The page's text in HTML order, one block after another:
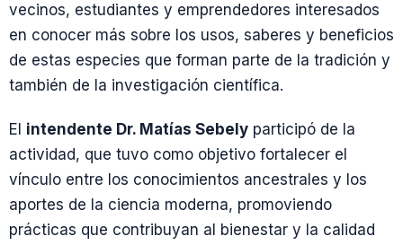
vecinos, estudiantes y emprendedores interesados
en conocer más sobre los usos, saberes y beneficios
de estas especies que forman parte de la tradición y
también de la investigación científica.
El intendente Dr. Matías Sebely participó de la
actividad, que tuvo como objetivo fortalecer el
vínculo entre los conocimientos ancestrales y los
aportes de la ciencia moderna, promoviendo
prácticas que contribuyan al bienestar y la calidad